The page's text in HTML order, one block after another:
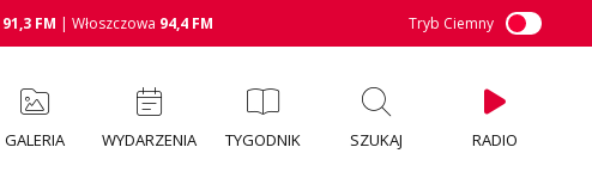
91,3 FM | Włoszczowa 94,4 FM Tryb Ciemny
GALERIA WYDARZENIA TYGODNIK SZUKAJ RADIO